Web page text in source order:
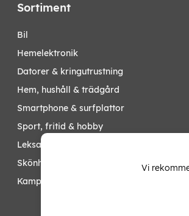
Sortiment
bil
hemelektronik
datorer & kringutrustning
hem, hushåll & trädgård
smartphone & surfplattor
sport, fritid & hobby
leksaker, barn- & babyprodukter
skönhet & hälsa
kampanjer
Vi